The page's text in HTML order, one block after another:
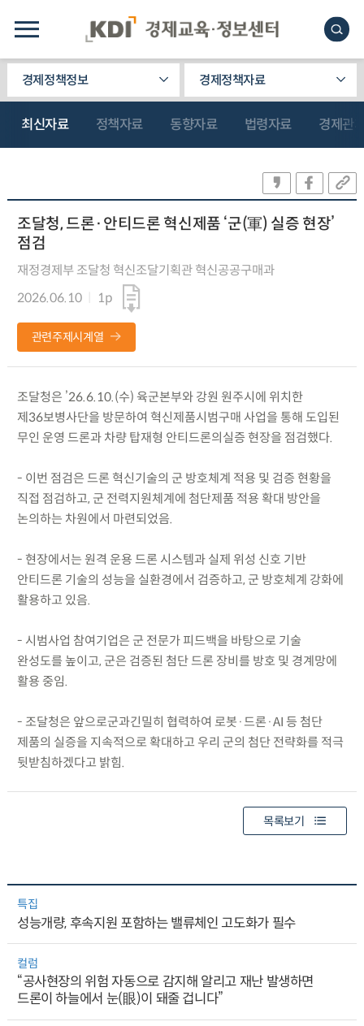
경제정책정보 경제정책자료
최신자료 정책자료 동향자료 법령자료 경제관
조달청, 드론·안티드론 혁신제품 ‘군(軍) 실증 현장’
점검
재정경제부 조달청 혁신조달기획관 혁신공공구매과
2026.06.10
1p
관련주제시계열
조달청은 ’26.6.10.(수) 육군본부와 강원 원주시에 위치한
제36보병사단을 방문하여 혁신제품시범구매 사업을 통해 도입된
무인 운영 드론과 차량 탑재형 안티드론의실증 현장을 점검했다.
- 이번 점검은 드론 혁신기술의 군 방호체계 적용 및 검증 현황을
직접 점검하고, 군 전력지원체계에 첨단제품 적용 확대 방안을
논의하는 차원에서 마련되었음.
- 현장에서는 원격 운용 드론 시스템과 실제 위성 신호 기반
안티드론 기술의 성능을 실환경에서 검증하고, 군 방호체계 강화에
활용하고 있음.
- 시범사업 참여기업은 군 전문가 피드백을 바탕으로 기술
완성도를 높이고, 군은 검증된 첨단 드론 장비를 방호 및 경계망에
활용 중임.
- 조달청은 앞으로군과긴밀히 협력하여 로봇·드론·AI 등 첨단
제품의 실증을 지속적으로 확대하고 우리 군의 첨단 전략화를 적극
뒷받침하겠다고 밝힘.
목록보기
특집
성능개량, 후속지원 포함하는 밸류체인 고도화가 필수
컬럼
“공사현장의 위험 자동으로 감지해 알리고 재난 발생하면
드론이 하늘에서 눈(眼)이 돼줄 겁니다”